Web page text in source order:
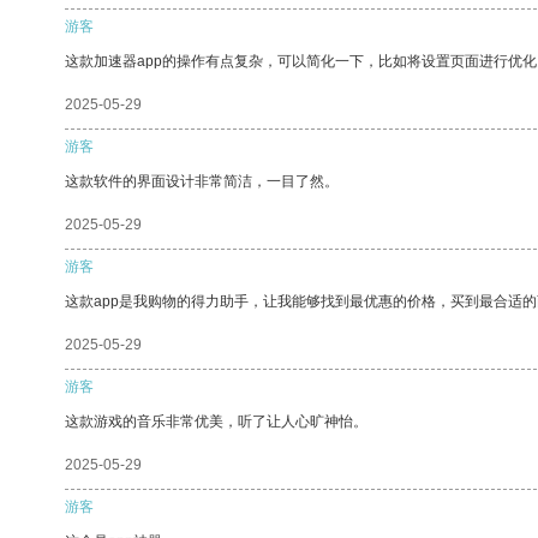
游客
这款加速器app的操作有点复杂，可以简化一下，比如将设置页面进行优化
2025-05-29
游客
这款软件的界面设计非常简洁，一目了然。
2025-05-29
游客
这款app是我购物的得力助手，让我能够找到最优惠的价格，买到最合适的
2025-05-29
游客
这款游戏的音乐非常优美，听了让人心旷神怡。
2025-05-29
游客